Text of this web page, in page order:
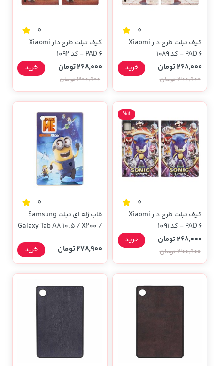
0
کیف تبلت طرح دار Xiaomi
PAD 6 - کد 1089
268,000 تومان
300,900 تومان
خرید
0
کیف تبلت طرح دار Xiaomi
PAD 6 - کد 1092
268,000 تومان
300,900 تومان
خرید
0
کیف تبلت طرح دار Xiaomi
PAD 6 - کد 1091
%11
268,000 تومان
300,900 تومان
خرید
0
قاب ژله ای تبلت Samsung
Galaxy Tab A8 10.5 / X200 /
278,900 تومان خرید